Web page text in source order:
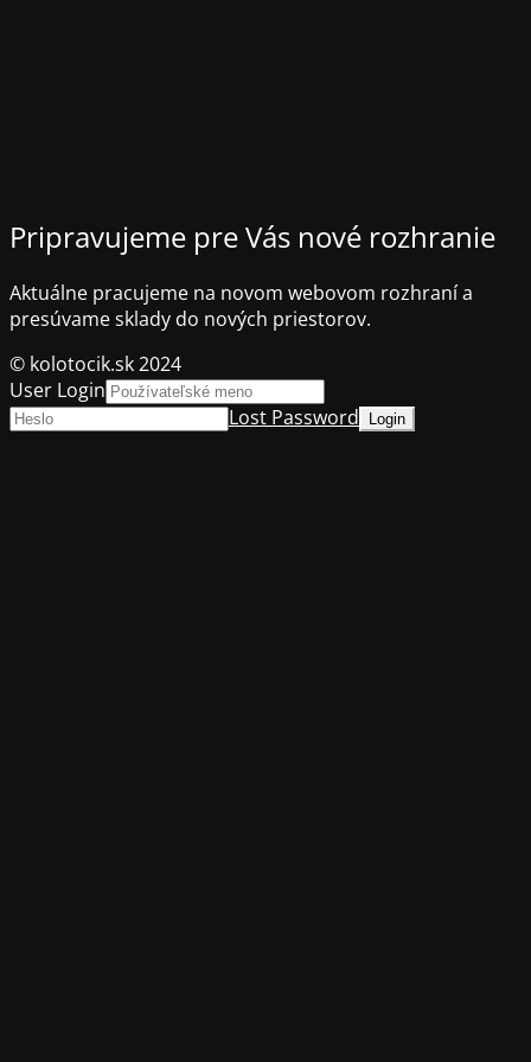
Pripravujeme pre Vás nové rozhranie
Aktuálne pracujeme na novom webovom rozhraní a
presúvame sklady do nových priestorov.
© kolotocik.sk 2024
User Login
Lost Password